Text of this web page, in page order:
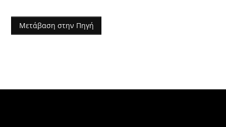
Μετάβαση στην Πηγή